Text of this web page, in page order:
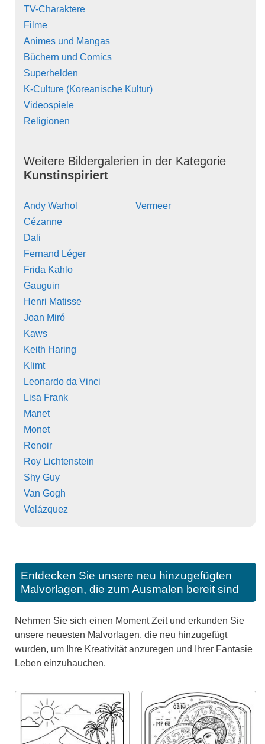
TV-Charaktere
Filme
Animes und Mangas
Büchern und Comics
Superhelden
K-Culture (Koreanische Kultur)
Videospiele
Religionen
Weitere Bildergalerien in der Kategorie
Kunstinspiriert
Andy Warhol
Cézanne
Dali
Fernand Léger
Frida Kahlo
Gauguin
Henri Matisse
Joan Miró
Kaws
Keith Haring
Klimt
Leonardo da Vinci
Lisa Frank
Manet
Monet
Renoir
Roy Lichtenstein
Shy Guy
Van Gogh
Velázquez
Vermeer
Entdecken Sie unsere neu hinzugefügten
Malvorlagen, die zum Ausmalen bereit sind
Nehmen Sie sich einen Moment Zeit und erkunden Sie
unsere neuesten Malvorlagen, die neu hinzugefügt
wurden, um Ihre Kreativität anzuregen und Ihrer Fantasie
Leben einzuhauchen.